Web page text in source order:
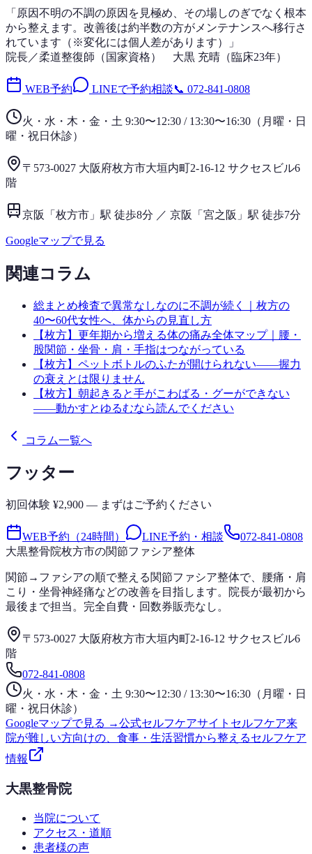
「 原因不明の不調の原因を見極め、その場しのぎでなく根本
から整えます。改善後は約半数の方がメンテナンスへ移行さ
れています（※変化には個人差があります）」
院長／柔道整復師（国家資格）
大黒 充晴 （臨床23年）
WEB予約 LINEで予約相談📞 072-841-0808
火・水・木・金・土 9:30〜12:30 / 13:30〜16:30 （ 月曜・日
曜・祝日 休診）
〒573-0027 大阪府枚方市大垣内町2-16-12 サクセスビル6
階
京阪「枚方市」駅 徒歩8分 ／ 京阪「宮之阪」駅 徒歩7分
Googleマップで見る
関連コラム
総まとめ検査で異常なしなのに不調が続く｜枚方の
40〜60代女性へ、体からの見直し方
【枚方】更年期から増える体の痛み全体マップ｜腰・
股関節・坐骨・肩・手指はつながっている
【枚方】ペットボトルのふたが開けられない——握力
の衰えとは限りません
【枚方】朝起きると手がこわばる・グーができない
——動かすとゆるむなら読んでください
コラム一覧へ
フッター
初回体験 ¥2,900 — まずはご予約ください
WEB予約（24時間） LINE予約・相談
072-841-0808
大黒整骨院枚方市の関節ファシア整体
関節→ファシアの順で整える関節ファシア整体で、腰痛・肩
こり・坐骨神経痛などの改善を目指します。院長が最初から
最後まで担当。完全自費・回数券販売なし。
〒573-0027 大阪府枚方市大垣内町2-16-12 サクセスビル6
階
072-841-0808
火・水・木・金・土 9:30〜12:30 / 13:30〜16:30（月曜・日
曜・祝日休診）
Googleマップで見る →公式セルフケアサイト セルフケア来
院が難しい方向けの、食事・生活習慣から整えるセルフケア
情報
大黒整骨院
当院について
アクセス・道順
患者様の声